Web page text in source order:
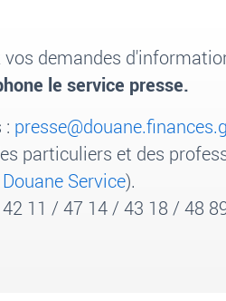
vos demandes
le service presse.
:
particuliers et des
Service).
11 / 47 14/ 43 18 / 48